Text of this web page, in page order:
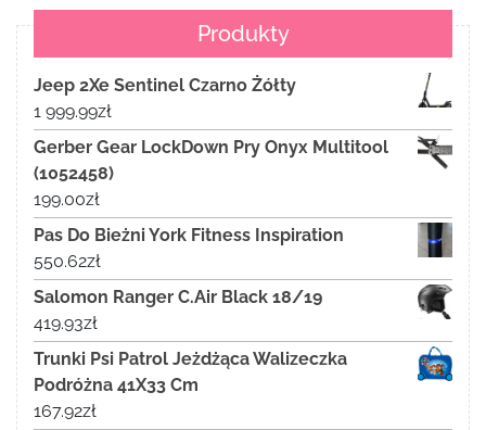
Produkty
Jeep 2Xe Sentinel Czarno Żółty
1 999.99zł
Gerber Gear LockDown Pry Onyx Multitool
(1052458)
199.00zł
Pas Do Bieżni York Fitness Inspiration
550.62zł
Salomon Ranger C.Air Black 18/19
419.93zł
Trunki Psi Patrol Jeżdżąca Walizeczka
Podróżna 41X33 Cm
167.92zł